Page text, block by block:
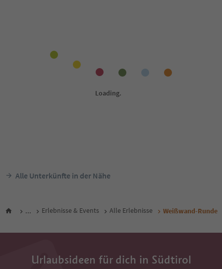
Alle Unterkünfte in der Nähe
... Erlebnisse & Events Alle Erlebnisse Weißwand-Runde
Urlaubsideen für dich in Südtirol